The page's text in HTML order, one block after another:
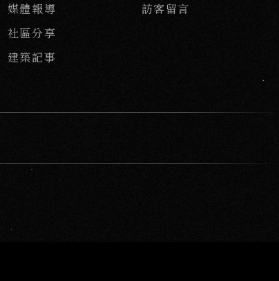
媒體報導
社區分享
建築記事
訪客留言